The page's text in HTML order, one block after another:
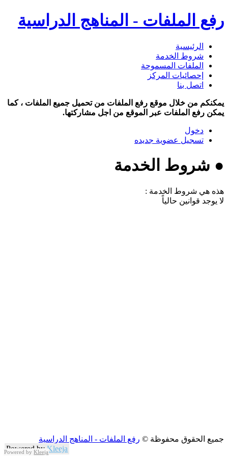
Powered byKleeja
رفع الملفات - المناهج الدراسية
الرئيسية
شروط الخدمة
الملفات المسموحة
إحصائيات المركز
اتصل بنا
يمكنكم من خلال موقع رفع الملفات من تحميل جميع الملفات ، كما
يمكن رفع الملفات عبر الموقع من اجل مشاركتها.
دخول
تسجيل عضوية جديده
● شروط الخدمة
هذه هي شروط الخدمة :
لا يوجد قوانين حالياً
جميع الحقوق محفوظة © رفع الملفات - المناهج الدراسية
Powered byKleeja